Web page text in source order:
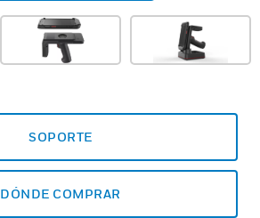
SOPORTE
DÓNDE COMPRAR